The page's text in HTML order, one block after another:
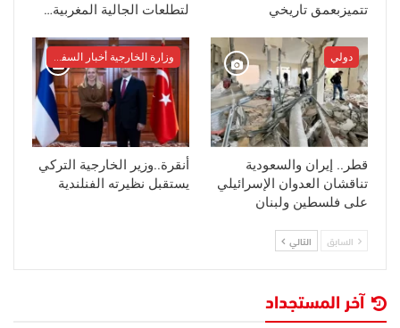
تتميزبعمق تاريخي
لتطلعات الجالية المغربية…
دولي
قطر.. إيران والسعودية
تناقشان العدوان الإسرائيلي
على فلسطين ولبنان
أنقرة..وزير الخارجية التركي
يستقبل نظيرته الفنلندية
السابق التالي
آخر المستجداد